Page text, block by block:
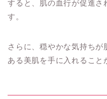
すると、肌の血行が促進さ
す。
さらに、穏やかな気持ち
ある美肌を手に入れること